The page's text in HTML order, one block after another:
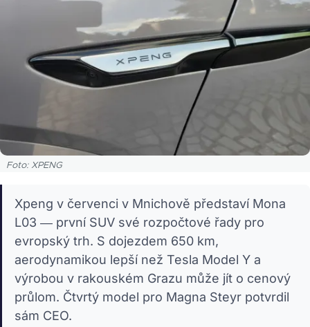
Foto: XPENG
Xpeng v červenci v Mnichově představí Mona
L03 — první SUV své rozpočtové řady pro
evropský trh. S dojezdem 650 km,
aerodynamikou lepší než Tesla Model Y a
výrobou v rakouském Grazu může jít o cenový
průlom. Čtvrtý model pro Magna Steyr potvrdil
sám CEO.